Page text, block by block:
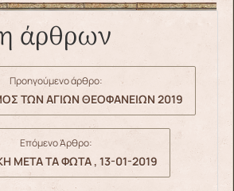
άρθρων
Προηγούμενο άρθρο:
ΤΩΝ ΑΓΙΩΝ ΘΕΟΦΑΝΕΙΩΝ 2019
Επόμενο Άρθρο:
ΜΕΤΑ ΤΑ ΦΩΤΑ , 13-01-2019